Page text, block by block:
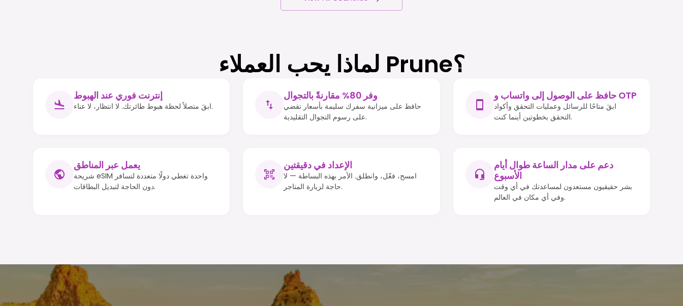
لماذا يحب العملاء Prune؟
إنترنت فوري عند الهبوط
ابقَ متصلاً لحظة هبوط طائرتك. لا انتظار، لا عناء.
وفر 80% مقارنةً بالتجوال
حافظ على ميزانية سفرك سليمة بأسعار تقضي
على رسوم التجوال التقليدية.
حافظ على الوصول إلى واتساب و OTP
ابقَ متاحًا للرسائل وعمليات التحقق وأكواد
التحقق بخطوتين أينما كنت.
يعمل عبر المناطق
شريحة eSIM واحدة تغطي دولًا متعددة لتسافر
دون الحاجة لتبديل البطاقات.
الإعداد في دقيقتين
امسح، فعّل، وانطلق. الأمر بهذه البساطة — لا
حاجة لزيارة المتاجر.
دعم على مدار الساعة طوال أيام
الأسبوع
بشر حقيقيون مستعدون لمساعدتك في أي وقت
وفي أي مكان في العالم.